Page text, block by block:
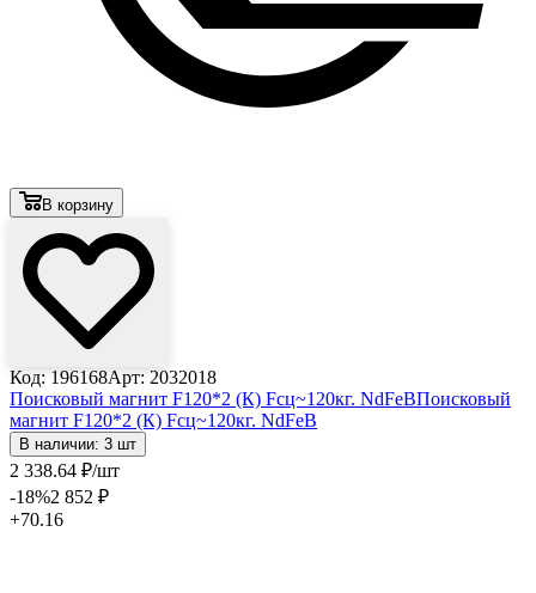
В корзину
Код: 196168Арт: 2032018
Поисковый магнит F120*2 (К) Fсц~120кг. NdFeBПоисковый
магнит F120*2 (К) Fсц~120кг. NdFeB
В наличии: 3 шт
2 338.64 ₽/шт
-18%2 852 ₽
+70.16